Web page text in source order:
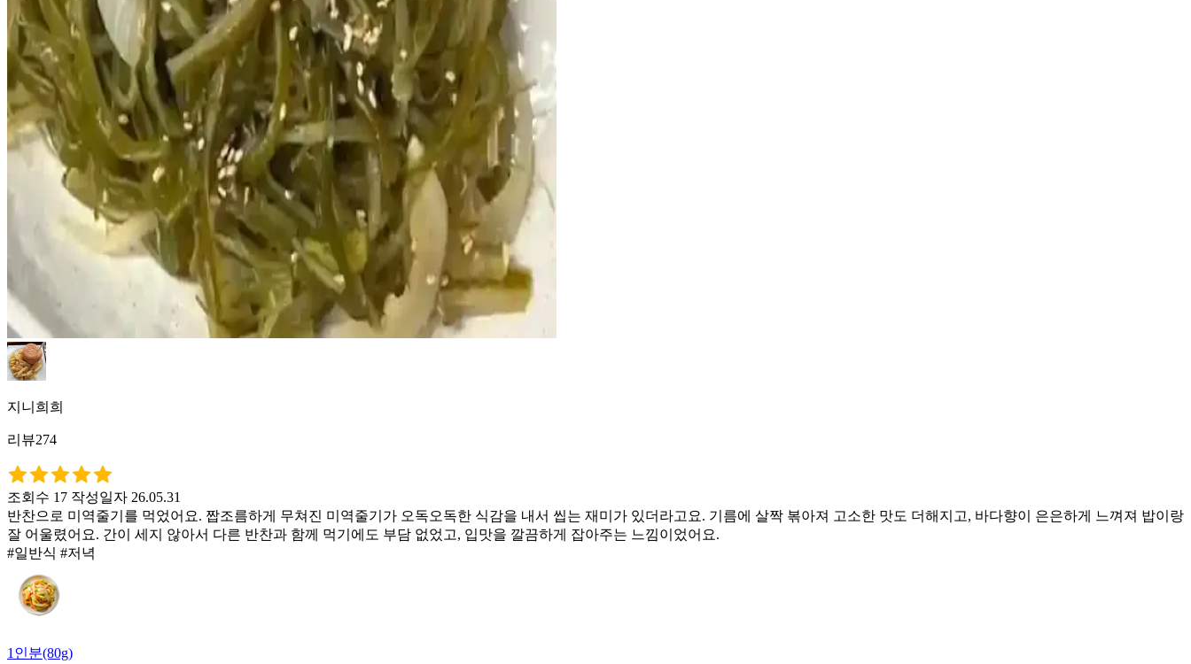
지니희희
리뷰274
조회수 17 작성일자 26.05.31
반찬으로 미역줄기를 먹었어요. 짭조름하게 무쳐진 미역줄기가 오독오독한 식감을 내서 씹는 재미가 있더라고요. 기름에 살짝 볶아져 고소한 맛도 더해지고, 바다향이 은은하게 느껴져 밥이랑
잘 어울렸어요. 간이 세지 않아서 다른 반찬과 함께 먹기에도 부담 없었고, 입맛을 깔끔하게 잡아주는 느낌이었어요.
#일반식 #저녁
1인분(80g)